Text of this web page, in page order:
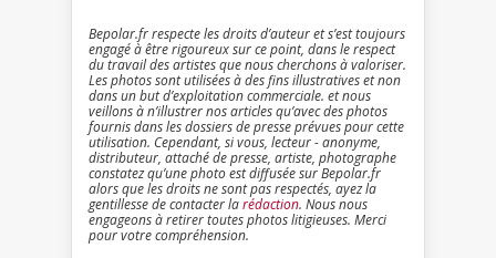
Bepolar.fr respecte les droits d’auteur et s’est toujours
engagé à être rigoureux sur ce point, dans le respect
du travail des artistes que nous cherchons à valoriser.
Les photos sont utilisées à des fins illustratives et non
dans un but d’exploitation commerciale. et nous
veillons à n’illustrer nos articles qu’avec des photos
fournis dans les dossiers de presse prévues pour cette
utilisation. Cependant, si vous, lecteur - anonyme,
distributeur, attaché de presse, artiste, photographe
constatez qu’une photo est diffusée sur Bepolar.fr
alors que les droits ne sont pas respectés, ayez la
gentillesse de contacter larédaction. Nous nous
engageons à retirer toutes photos litigieuses. Merci
pour votre compréhension.